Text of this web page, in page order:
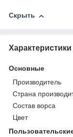
Скрыть
Характеристики
Основные
Производитель
Страна
Состав ворса
Цвет